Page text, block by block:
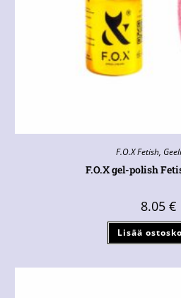
F.O.X Fetish,
F.O.X gel-polish
8.05 €
Lisää